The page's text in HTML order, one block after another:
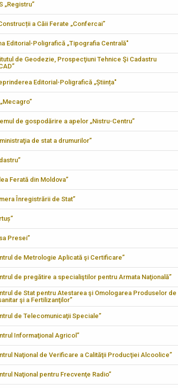
„Registru”
a Căii Ferate „Confercai”
Editorial-Poligrafică „Tipografia Centrală"
de Geodezie, Prospecţiuni Tehnice Şi Cadastru
Editorial-Poligrafică „Știința"
de gospodărire a apelor „Nistru-Centru”
de stat a drumurilor”
Ferată din Moldova”
Înregistrării de Stat”
Presei”
de Metrologie Aplicată şi Certificare”
de pregătire a specialiştilor pentru Armata Naţională”
de Stat pentru Atestarea şi Omologarea Produselor de
şi a Fertilizanţilor”
de Telecomunicaţii Speciale”
Informaţional Agricol”
Naţional de Verificare a Calităţii Producţiei Alcoolice”
Naţional pentru Frecvenţe Radio”